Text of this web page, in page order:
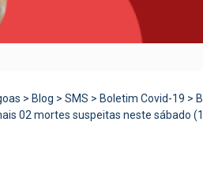
> Blog > SMS > Boletim Covid-19 >
02 mortes suspeitas neste sábado